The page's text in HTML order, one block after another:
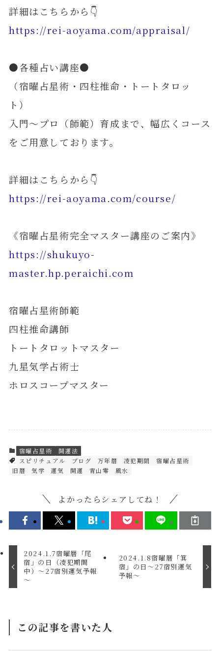
詳細はこちらから👇
https://rei-aoyama.com/appraisal/
●各種占い講座●
（宿曜占星術・四柱推命・トートタロッ
ト）
入門～プロ（師範）育成まで、幅広くコース
をご用意しております。
詳細はこちらから👇
https://rei-aoyama.com/course/
《宿曜占星術完全マスター講座のご案内》
https://shukuyo-
master.hp.peraichi.com
宿曜占星術師範
四柱推命講師
トートタロットマスター
九星気学占術士
ホロスコープマスター
宿曜占星術
開運法
スピリチュアル
ブログ 万年暦 凌犯期間
宿曜占星術
旧暦
気学 運気 開運 青山零 風水
よかったらシェアしてね！
2024.1.7宿曜暦「尾
宿」の日（凌犯期間
中）～27宿別運気予報
～
2024.1.8宿曜暦「箕
宿」の日～27宿別運気
予報～
この記事を書いた人